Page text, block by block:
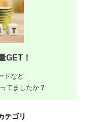
GET！
ドなど
てましたか？
テゴリ